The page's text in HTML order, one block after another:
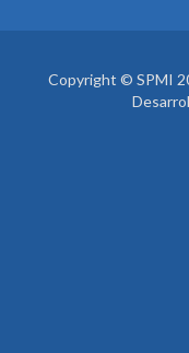
Copyright © SPMI